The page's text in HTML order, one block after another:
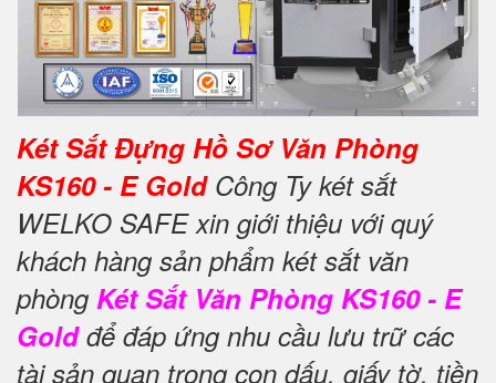
Két Sắt Đựng Hồ Sơ Văn Phòng
KS160 - E Gold Công Ty két sắt
WELKO SAFE xin giới thiệu với quý
khách hàng sản phẩm két sắt văn
phòng Két Sắt Văn Phòng KS160 - E
Goldđể đáp ứng nhu cầu lưu trữ các
tài sản quan trọng con dấu, giấy tờ, tiền